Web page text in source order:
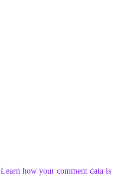
Learn how your comment data is